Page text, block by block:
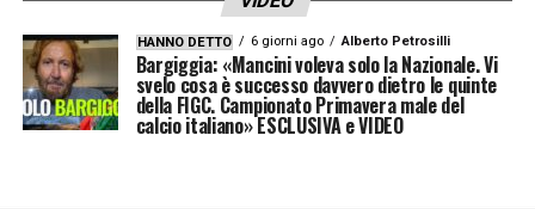
secondo luogo, perché sono esperti nel
sfruttare l’errore degli altri»
LA PLAYLIST DELLE NOSTRE TOP NEWS
HANNO DETTO 6 giorni ago Alberto Petrosilli
Bargiggia: «Mancini voleva solo la Nazionale. Vi
svelo cosa è successo davvero dietro le quinte
della FIGC. Campionato Primavera male del
calcio italiano» ESCLUSIVA e VIDEO